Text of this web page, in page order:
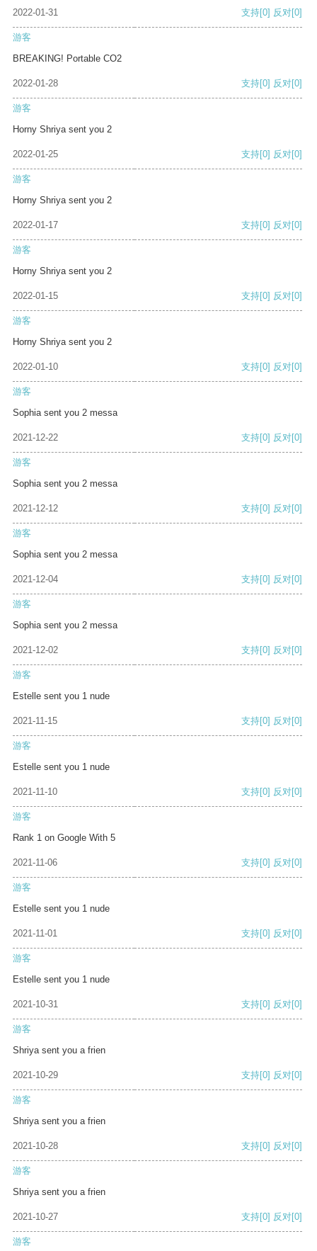
2022-01-31 支持[0] 反对[0]
游客
BREAKING! Portable CO2
2022-01-28 支持[0] 反对[0]
游客
Horny Shriya sent you 2
2022-01-25 支持[0] 反对[0]
游客
Horny Shriya sent you 2
2022-01-17 支持[0] 反对[0]
游客
Horny Shriya sent you 2
2022-01-15 支持[0] 反对[0]
游客
Horny Shriya sent you 2
2022-01-10 支持[0] 反对[0]
游客
Sophia sent you 2 messa
2021-12-22 支持[0] 反对[0]
游客
Sophia sent you 2 messa
2021-12-12 支持[0] 反对[0]
游客
Sophia sent you 2 messa
2021-12-04 支持[0] 反对[0]
游客
Sophia sent you 2 messa
2021-12-02 支持[0] 反对[0]
游客
Estelle sent you 1 nude
2021-11-15 支持[0] 反对[0]
游客
Estelle sent you 1 nude
2021-11-10 支持[0] 反对[0]
游客
Rank 1 on Google With 5
2021-11-06 支持[0] 反对[0]
游客
Estelle sent you 1 nude
2021-11-01 支持[0] 反对[0]
游客
Estelle sent you 1 nude
2021-10-31 支持[0] 反对[0]
游客
Shriya sent you a frien
2021-10-29 支持[0] 反对[0]
游客
Shriya sent you a frien
2021-10-28 支持[0] 反对[0]
游客
Shriya sent you a frien
2021-10-27 支持[0] 反对[0]
游客